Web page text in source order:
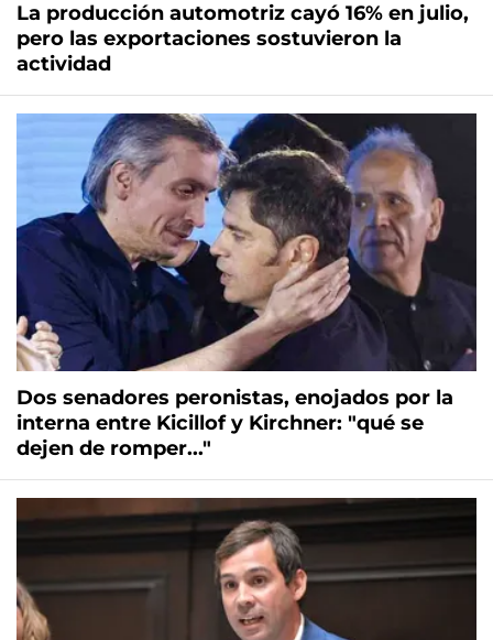
La producción automotriz cayó 16% en julio,
pero las exportaciones sostuvieron la
actividad
Dos senadores peronistas, enojados por la
interna entre Kicillof y Kirchner: "qué se
dejen de romper..."